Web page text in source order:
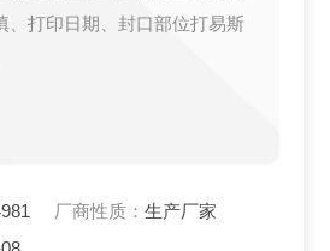
、打印日期、封口部位打易斯
厂商性质：生产厂家